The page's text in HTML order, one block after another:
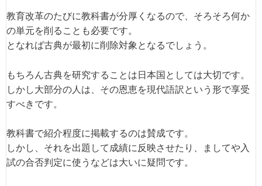
教育改革のたびに教科書が分厚くなるので、そろそろ何か
の単元を削ることも必要です。
となれば古典が最初に削除対象となるでしょう。
もちろん古典を研究することは日本国としては大切です。
しかし大部分の人は、その恩恵を現代語訳という形で享受
すべきです。
教科書で紹介程度に掲載するのは賛成です。
しかし、それを出題して成績に反映させたり、ましてや入
試の合否判定に使うなどは大いに疑問です。